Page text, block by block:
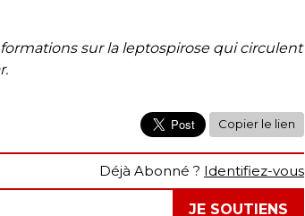
sur la leptospirose qui circulent
Copier le lien
Déjà Abonné ? Identifiez-vous
JE SOUTIENS